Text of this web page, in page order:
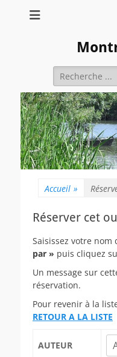
Rechercher :
Accueil »
Réserver cet
Saisissez votre nom
par » puis cliquez
Un message sur
réservation.
Pour revenir à la
RETOUR A LA LISTE
AUTEUR